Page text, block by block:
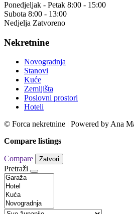
Ponedjeljak - Petak 8:00 - 15:00
Subota 8:00 - 13:00
Nedjelja Zatvoreno
Nekretnine
Novogradnja
Stanovi
Kuće
Zemljišta
Poslovni prostori
Hoteli
© Forca nekretnine | Powered by Ana
Compare listings
Compare Zatvori
Pretraži